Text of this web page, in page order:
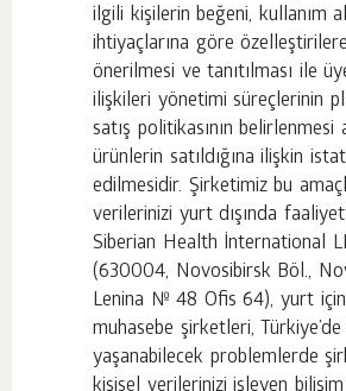
ilgili kişilerin beğeni, kullanım
ihtiyaçlarına göre
önerilmesi ve tanıtılması ile
ilişkileri yönetimi süreçlerinin
satış politikasının belirlenmesi
ürünlerin satıldığına ilişkin
edilmesidir. Şirketimiz bu
verilerinizi yurt dışında
Siberian Health İnternational
(630004, Novosibirsk Böl.,
Lenina № 48 Ofis 64), yurt
muhasebe şirketleri, Türkiye’de
yaşanabilecek problemlerde